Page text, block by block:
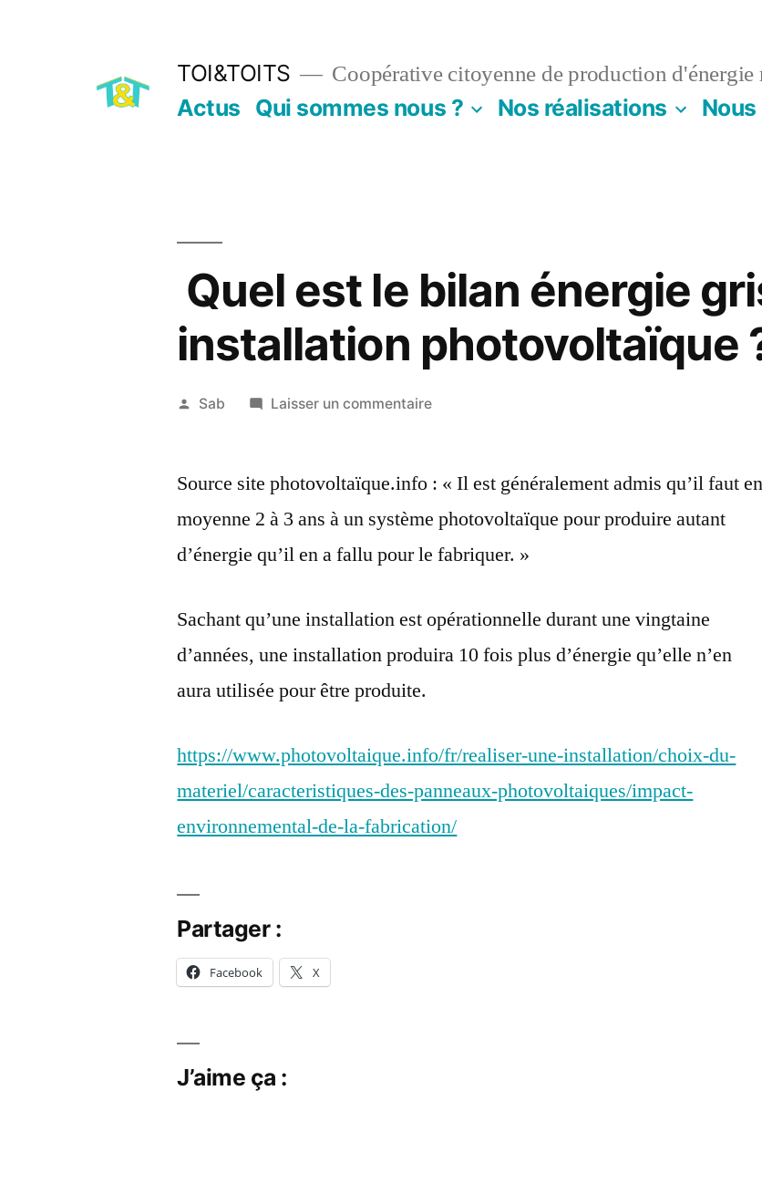
TOI&TOITS Coopérative citoyenne de production d'énergie
Actus Qui sommes nous ? Nos réalisations
Quel est le bilan énergie
installation photovoltaïque
Publié
Sab
2018
Laisser un commentairesur
le
énergie
grise
photovoltaïque
?
Source site photovoltaïque.info : « Il est généralement admis qu’il faut en
moyenne 2 à 3 ans à un système photovoltaïque pour produire autant
d’énergie qu’il en a fallu pour le fabriquer. »
Sachant qu’une installation est opérationnelle durant une vingtaine
d’années, une installation produira 10 fois plus d’énergie qu’elle n’en
aura utilisée pour être produite.
https://www.photovoltaique.info/fr/realiser-une-installation/choix-du-
materiel/caracteristiques-des-panneaux-photovoltaiques/impact-
environnemental-de-la-fabrication/
Partager :
Facebook X
J’aime ça :